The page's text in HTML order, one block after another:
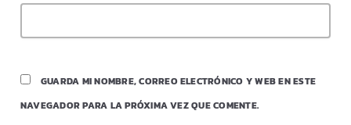
GUARDA MI NOMBRE, CORREO ELECTRÓNICO Y WEB EN ESTE
NAVEGADOR PARA LA PRÓXIMA VEZ QUE COMENTE.